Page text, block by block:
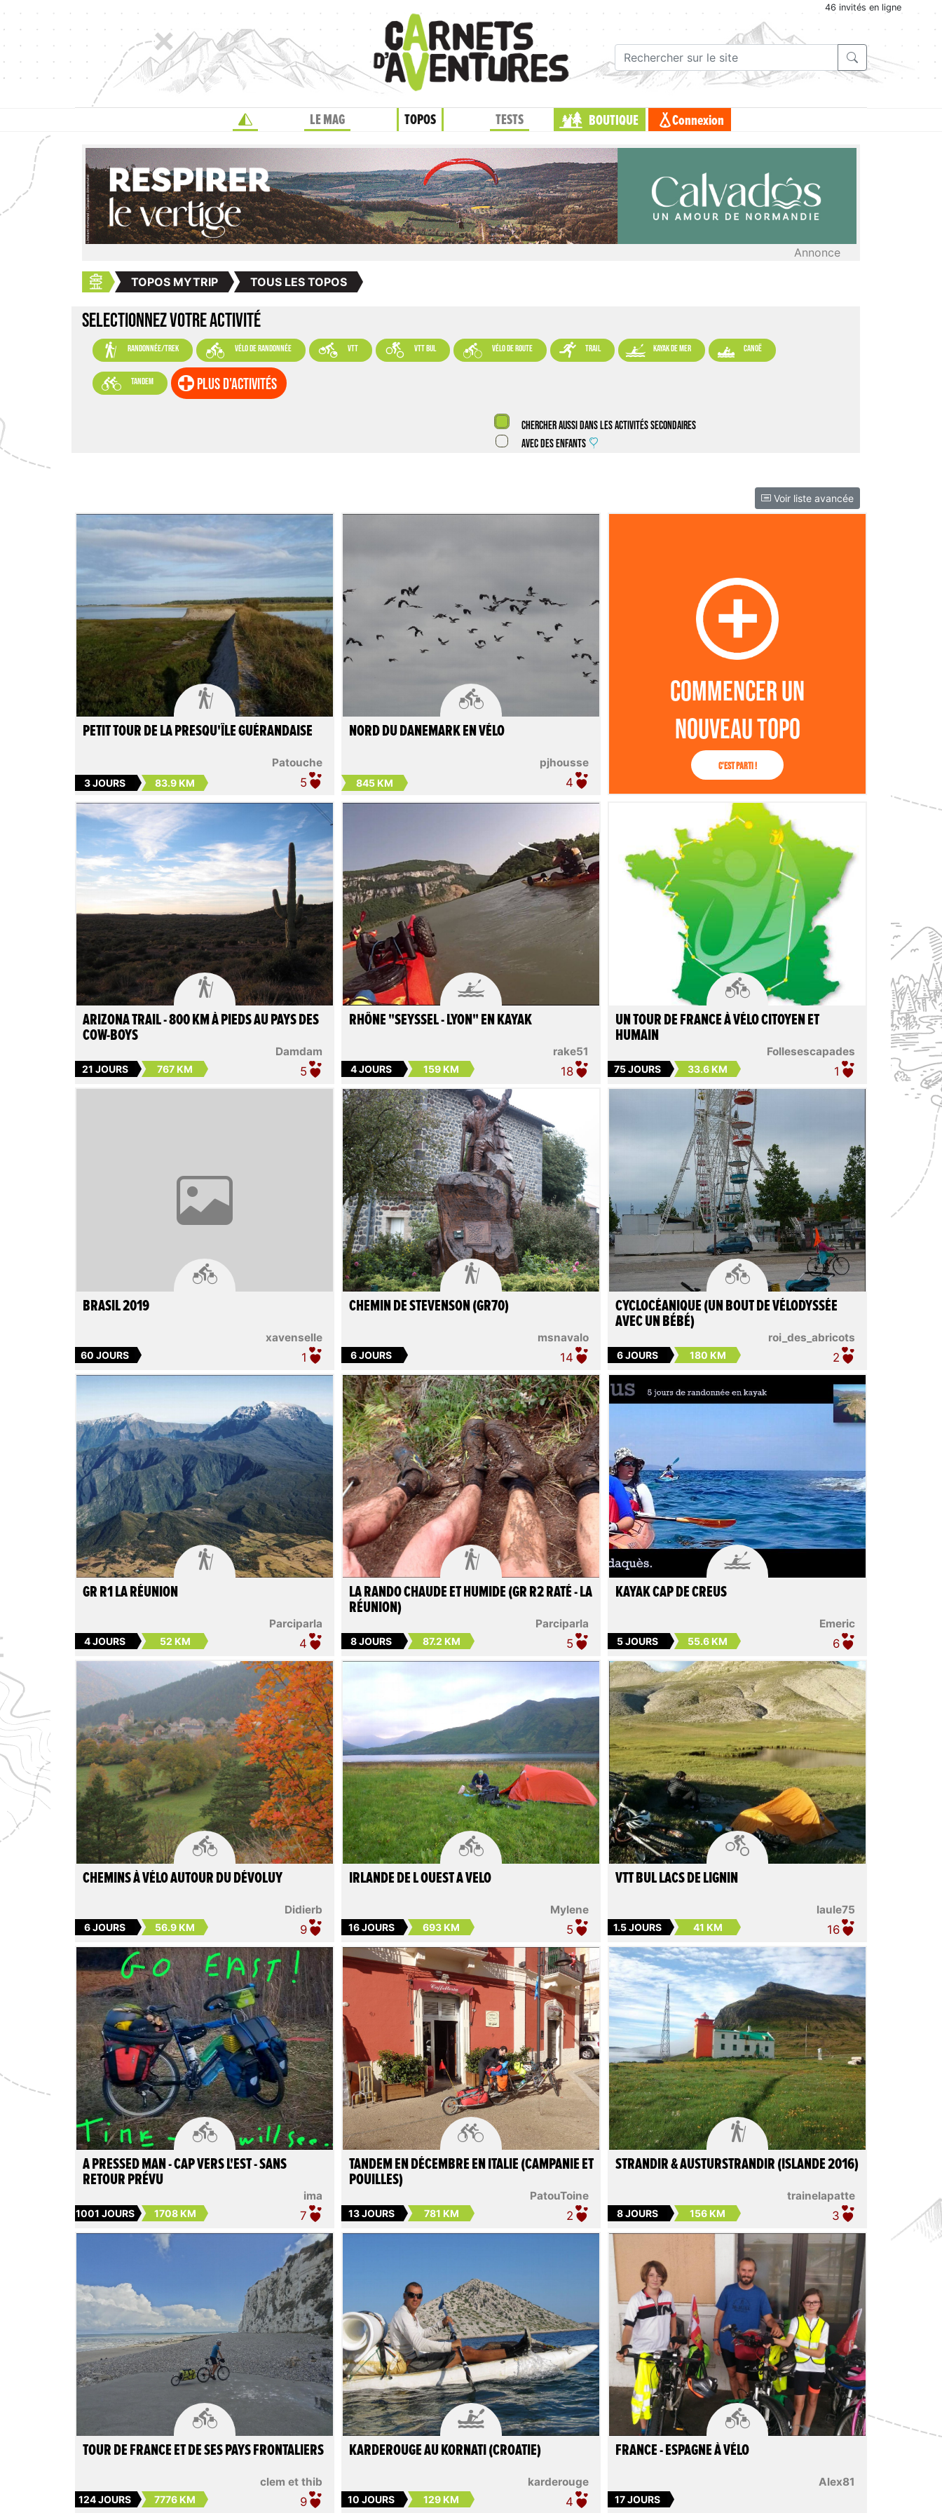
46 invités en ligne
LE MAG TOPOS TESTS BOUTIQUE Connexion
Annonce
TOPOS MYTRIP TOUS LES TOPOS
SELECTIONNEZ VOTRE ACTIVITÉ
 randonnée/trek  vélo de randonnée  VTT  VTT BUL  vélo de route  trail  kayak de mer  canoë
 tandem plus d'activités
Chercher aussi dans les activités secondaires
Avec des enfants
Voir liste avancée

Patouche
PETIT TOUR DE LA PRESQU'ÎLE GUÉRANDAISE
3 JOURS 83.9 KM 5

pjhousse
NORD DU DANEMARK EN VÉLO
845 KM 4
Commencer un
nouveau topo
C'est parti !

Damdam
ARIZONA TRAIL - 800 KM À PIEDS AU PAYS DES
COW-BOYS
21 JOURS 767 KM 5

rake51
RHÔNE "SEYSSEL - LYON" EN KAYAK
4 JOURS 159 KM 18

Follesescapades
UN TOUR DE FRANCE À VÉLO CITOYEN ET
HUMAIN
75 JOURS 33.6 KM 1

xavenselle
BRASIL 2019
60 JOURS 1

msnavalo
CHEMIN DE STEVENSON (GR70)
6 JOURS 14

roi_des_abricots
CYCLOCÉANIQUE (UN BOUT DE VÉLODYSSÉE
AVEC UN BÉBÉ)
6 JOURS 180 KM 2

Parciparla
GR R1 LA RÉUNION
4 JOURS 52 KM 4

Parciparla
LA RANDO CHAUDE ET HUMIDE (GR R2 RATÉ - LA
RÉUNION)
8 JOURS 87.2 KM 5

Emeric
KAYAK CAP DE CREUS
5 JOURS 55.6 KM 6

Didierb
CHEMINS À VÉLO AUTOUR DU DÉVOLUY
6 JOURS 56.9 KM 9

Mylene
IRLANDE DE L OUEST A VELO
16 JOURS 693 KM 5

laule75
VTT BUL LACS DE LIGNIN
1.5 JOURS 41 KM 16

ima
A PRESSED MAN - CAP VERS L'EST - SANS
RETOUR PRÉVU
1001 JOURS 1708 KM 7

PatouToine
TANDEM EN DÉCEMBRE EN ITALIE (CAMPANIE ET
POUILLES)
13 JOURS 781 KM 2

trainelapatte
STRANDIR & AUSTURSTRANDIR (ISLANDE 2016)
8 JOURS 156 KM 3

clem et thib
TOUR DE FRANCE ET DE SES PAYS FRONTALIERS
124 JOURS 7776 KM 9

karderouge
KARDEROUGE AU KORNATI (CROATIE)
10 JOURS 129 KM 4

Alex81
FRANCE - ESPAGNE À VÉLO
17 JOURS